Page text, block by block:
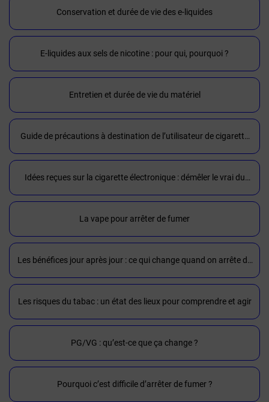
Conservation et durée de vie des e-liquides
E-liquides aux sels de nicotine : pour qui, pourquoi ?
Entretien et durée de vie du matériel
Guide de précautions à destination de l’utilisateur de cigarette
électronique
Idées reçues sur la cigarette électronique : démêler le vrai du
faux
La vape pour arrêter de fumer
Les bénéfices jour après jour : ce qui change quand on arrête de
fumer
Les risques du tabac : un état des lieux pour comprendre et agir
PG/VG : qu’est-ce que ça change ?
Pourquoi c’est difficile d’arrêter de fumer ?